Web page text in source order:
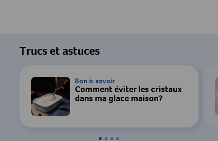
Trucs et astuces
Bon à savoir
Comment éviter les cristaux
dans ma glace maison?